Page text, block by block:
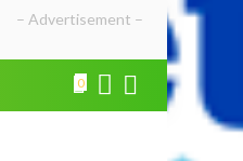
– Advertisement –
0